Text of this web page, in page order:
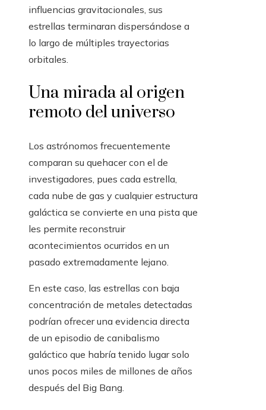
influencias gravitacionales, sus
estrellas terminaran dispersándose a
lo largo de múltiples trayectorias
orbitales.
Una mirada al origen
remoto del universo
Los astrónomos frecuentemente
comparan su quehacer con el de
investigadores, pues cada estrella,
cada nube de gas y cualquier estructura
galáctica se convierte en una pista que
les permite reconstruir
acontecimientos ocurridos en un
pasado extremadamente lejano.
En este caso, las estrellas con baja
concentración de metales detectadas
podrían ofrecer una evidencia directa
de un episodio de canibalismo
galáctico que habría tenido lugar solo
unos pocos miles de millones de años
después del Big Bang.